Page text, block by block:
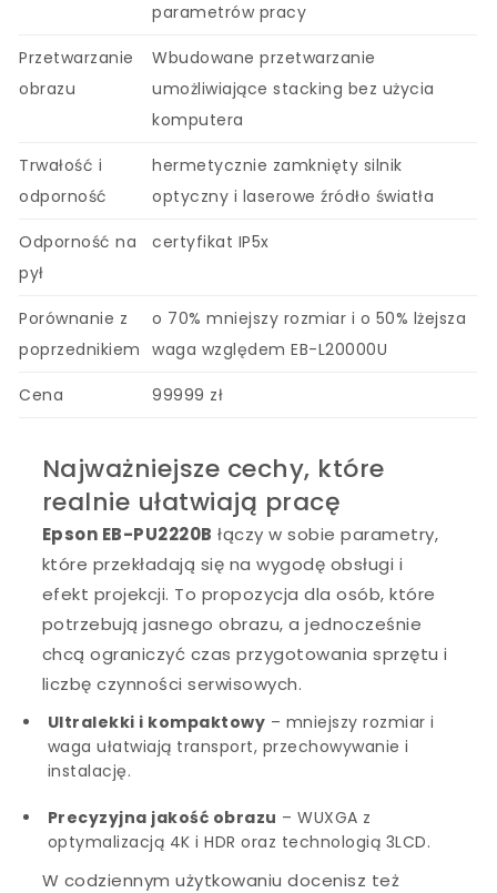
parametrów pracy
Przetwarzanie
obrazu
Wbudowane przetwarzanie
umożliwiające stacking bez użycia
komputera
Trwałość i
odporność
hermetycznie zamknięty silnik
optyczny i laserowe źródło światła
Odporność na
pył
certyfikat IP5x
Porównanie z
poprzednikiem
o 70% mniejszy rozmiar i o 50% lżejsza
waga względem EB-L20000U
Cena 99999 zł
Najważniejsze cechy, które
realnie ułatwiają pracę
Epson EB-PU2220B łączy w sobie parametry,
które przekładają się na wygodę obsługi i
efekt projekcji. To propozycja dla osób, które
potrzebują jasnego obrazu, a jednocześnie
chcą ograniczyć czas przygotowania sprzętu i
liczbę czynności serwisowych.
Ultralekki i kompaktowy – mniejszy rozmiar i
waga ułatwiają transport, przechowywanie i
instalację.
Precyzyjna jakość obrazu – WUXGA z
optymalizacją 4K i HDR oraz technologią 3LCD.
W codziennym użytkowaniu docenisz też